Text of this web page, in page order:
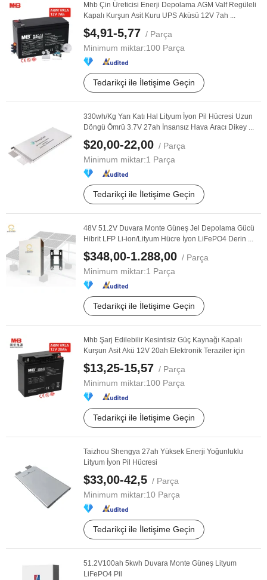
Mhb Çin Üreticisi Enerji Depolama AGM Valf Regüleli
Kapalı Kurşun Asit Kuru UPS Aküsü 12V 7ah ...
$4,91-5,77 / Parça
Minimum miktar:100 Parça
Tedarikçi ile İletişime Geçin
330wh/Kg Yarı Katı Hal Lityum İyon Pil Hücresi Uzun
Döngü Ömrü 3.7V 27ah İnsansız Hava Aracı Dikey ...
$20,00-22,00 / Parça
Minimum miktar:1 Parça
Tedarikçi ile İletişime Geçin
48V 51.2V Duvara Monte Güneş Jel Depolama Gücü
Hibrit LFP Li-ion/Lityum Hücre İyon LiFePO4 Derin ...
$348,00-1.288,00 / Parça
Minimum miktar:1 Parça
Tedarikçi ile İletişime Geçin
Mhb Şarj Edilebilir Kesintisiz Güç Kaynağı Kapalı
Kurşun Asit Akü 12V 20ah Elektronik Teraziler için
$13,25-15,57 / Parça
Minimum miktar:100 Parça
Tedarikçi ile İletişime Geçin
Taizhou Shengya 27ah Yüksek Enerji Yoğunluklu
Lityum İyon Pil Hücresi
$33,00-42,5 / Parça
Minimum miktar:10 Parça
Tedarikçi ile İletişime Geçin
51.2V100ah 5kwh Duvara Monte Güneş Lityum
LiFePO4 Pil